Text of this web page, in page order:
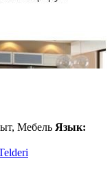
Мебель Язык: